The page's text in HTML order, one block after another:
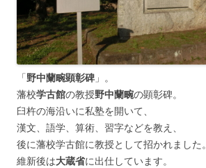
「野中蘭畹顕彰碑 」。
藩校学古館の教授野中蘭畹の顕彰碑。
臼杵の海沿いに私塾を開いて、
漢文、語学、算術、習字などを教え、
後に藩校学古館に教授として招かれました。
維新後は大蔵省に出仕しています。